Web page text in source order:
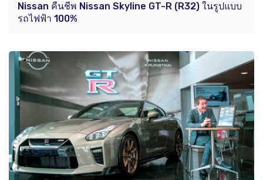
Nissan คืนชีพ Nissan Skyline GT-R (R32) ในรูปแบบ
รถไฟฟ้า 100%